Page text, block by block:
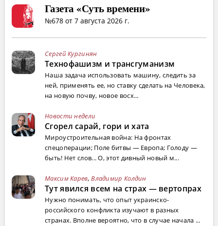
Газета «Суть времени»
№678 от 7 августа 2026 г.
Сергей Кургинян
Технофашизм и трансгуманизм
Наша задача использовать машину, следить за
ней, применять ее, но ставку сделать на Человека,
на новую почву, новое восх...
Новости недели
Сгорел сарай, гори и хата
Мироустроительная война: На фронтах
спецоперации; Поле битвы — Европа; Голоду —
быть! Нет слов... О, этот дивный новый м...
Максим Карев,Владимир Колдин
Тут явился всем на страх — вертопрах
Нужно понимать, что опыт украинско-
российского конфликта изучают в разных
странах. Вполне вероятно, что в случае начала ...